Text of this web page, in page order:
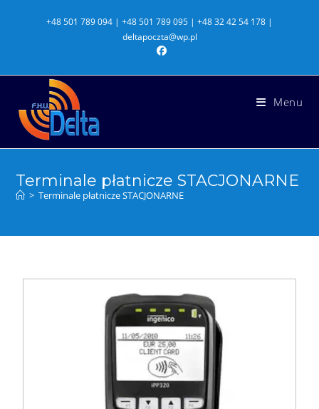
+48 501 789 094 | +48 501 789 095 | +48 32 42 54 178 |
deltapoczta@wp.pl
Menu
Terminale płatnicze STACJONARNE
> Terminale płatnicze STACJONARNE